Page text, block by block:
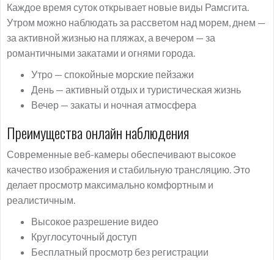
Каждое время суток открывает новые виды Рамсгита.
Утром можно наблюдать за рассветом над морем, днем —
за активной жизнью на пляжах, а вечером — за
романтичными закатами и огнями города.
Утро — спокойные морские пейзажи
День — активный отдых и туристическая жизнь
Вечер — закаты и ночная атмосфера
Преимущества онлайн наблюдения
Современные веб-камеры обеспечивают высокое
качество изображения и стабильную трансляцию. Это
делает просмотр максимально комфортным и
реалистичным.
Высокое разрешение видео
Круглосуточный доступ
Бесплатный просмотр без регистрации